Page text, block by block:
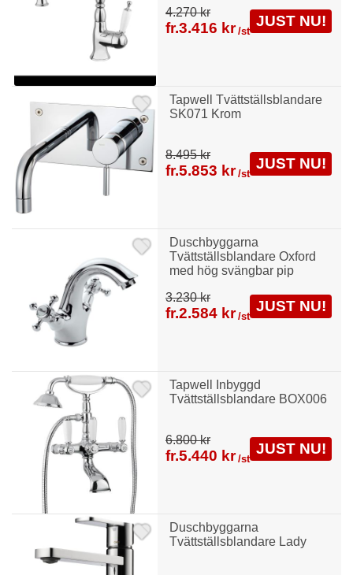
Tapwell Tvättställsblandare
SK071 Krom
Duschbyggarna
Tvättställsblandare Oxford
med hög svängbar pip
4.270 kr
fr.3.416 kr /st
JUST NU!
Tapwell Inbyggd
Tvättställsblandare BOX006
8.495 kr
fr.5.853 kr /st
JUST NU!
Duschbyggarna
Tvättställsblandare Lady
3.230 kr
fr.2.584 kr /st
JUST NU!
6.800 kr
fr.5.440 kr /st
JUST NU!